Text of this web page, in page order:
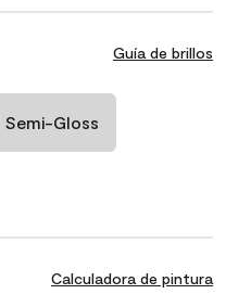
Guía de brillos
Semi-Gloss
Calculadora de pintura